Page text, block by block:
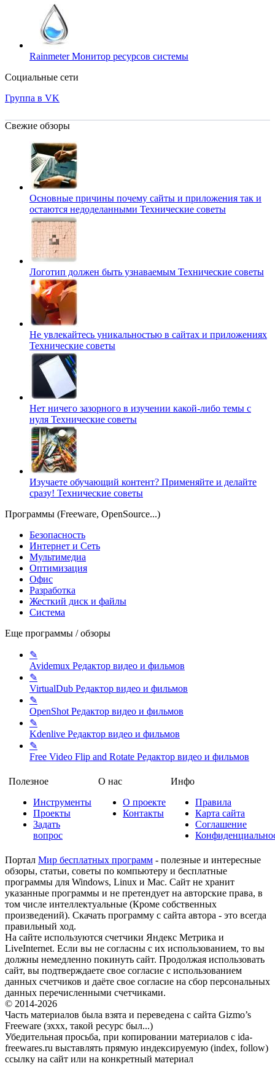
RainmeterМонитор ресурсов системы
Социальные сети
Группа в VK
Свежие обзоры
Основные причины почему сайты и приложения так и
остаются недоделанными Технические советы
Логотип должен быть узнаваемым Технические советы
Не увлекайтесь уникальностью в сайтах и приложениях
Технические советы
Нет ничего зазорного в изучении какой-либо темы с
нуля Технические советы
Изучаете обучающий контент? Применяйте и делайте
сразу! Технические советы
Программы (Freeware, OpenSource...)
Безопасность
Интернет и Сеть
Мультимедиа
Оптимизация
Офис
Разработка
Жесткий диск и файлы
Система
Еще программы / обзоры
✎
Avidemux Редактор видео и фильмов
✎
VirtualDub Редактор видео и фильмов
✎
OpenShot Редактор видео и фильмов
✎
Kdenlive Редактор видео и фильмов
✎
Free Video Flip and Rotate Редактор видео и фильмов
Полезное
Инструменты
Проекты
Задать
вопрос
О нас
О проекте
Контакты
Инфо
Правила
Карта сайта
Соглашение
Портал Мир бесплатных программ - полезные и интересные
обзоры, статьи, советы по компьютеру и бесплатные
программы для Windows, Linux и Mac. Сайт не хранит
указанные программы и не претендует на авторские права, в
том числе интеллектуальные (Кроме собственных
произведений). Скачать программу с сайта автора - это всегда
правильный ход.
На сайте используются счетчики Яндекс Метрика и
LiveInternet. Если вы не согласны с их использованием, то вы
должны немедленно покинуть сайт. Продолжая использовать
сайт, вы подтверждаете свое согласие с использованием
данных счетчиков и даёте свое согласие на сбор персональных
данных перечисленными счетчиками.
© 2014-2026
Часть материалов была взята и переведена с сайта Gizmo’s
Freeware (эххх, такой ресурс был...)
Убедительная просьба, при копировании материалов с ida-
freewares.ru выставлять прямую индексируемую (index, follow)
ссылку на сайт или на конкретный материал